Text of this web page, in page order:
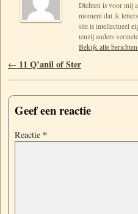
Dichten is voor mij
moment dat ik
site is intellectueel
tenzij anders
Bekijk alle
Berichtnavigatie
← 11 Q’anil of Ster
Geef een reactie
Reactie *